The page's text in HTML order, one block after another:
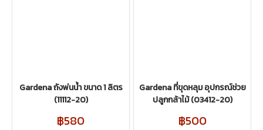
Gardena ถังพ่นน้ำ ขนาด 1 ลิตร
(11112-20)
฿580
Gardena ที่ขุดหลุม อุปกรณ์ช่วย
ปลูกกล้าไม้ (03412-20)
฿500